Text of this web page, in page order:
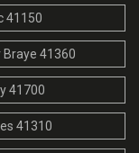
41150
41360
41700
41310